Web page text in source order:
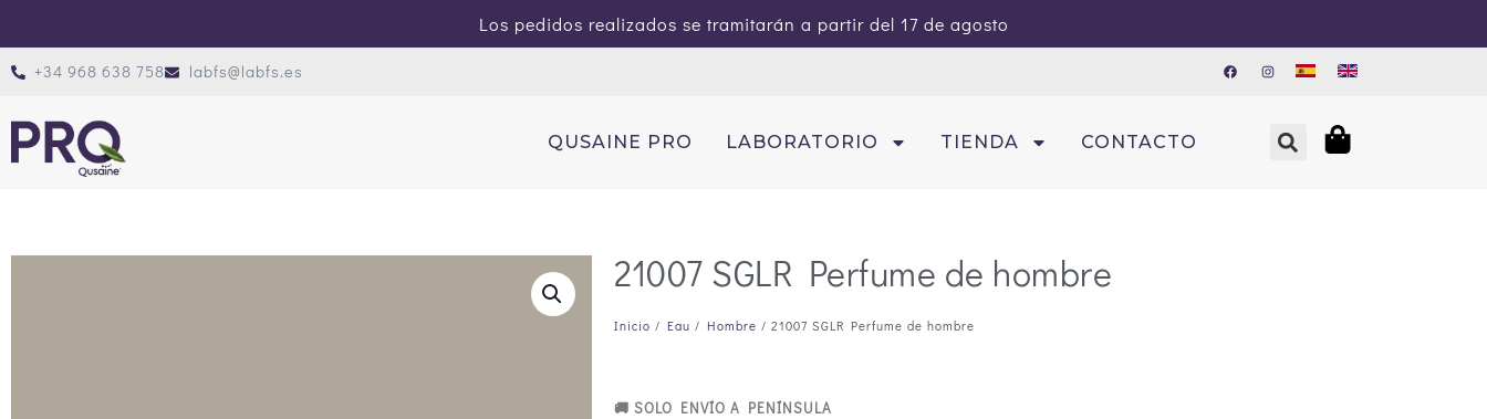
Los pedidos realizados se tramitarán a partir del 17 de agosto
+34 968 638 758 labfs@labfs.es
QUSAINE PRO LABORATORIO TIENDA CONTACTO
21007 SGLR Perfume de hombre
Inicio / Eau / Hombre / 21007 SGLR Perfume de hombre
🚚 SOLO ENVÍO A PENÍNSULA